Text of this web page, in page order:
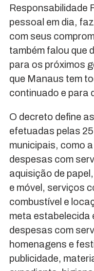
Responsabilidade
pessoal em dia,
com seus
também falou que
para os próximos
que Manaus tem
continuado e para
O decreto define
efetuadas pelas
municipais, como
despesas com
aquisição de
e móvel, serviços
combustível e
meta estabelecida
despesas com
homenagens e
publicidade,